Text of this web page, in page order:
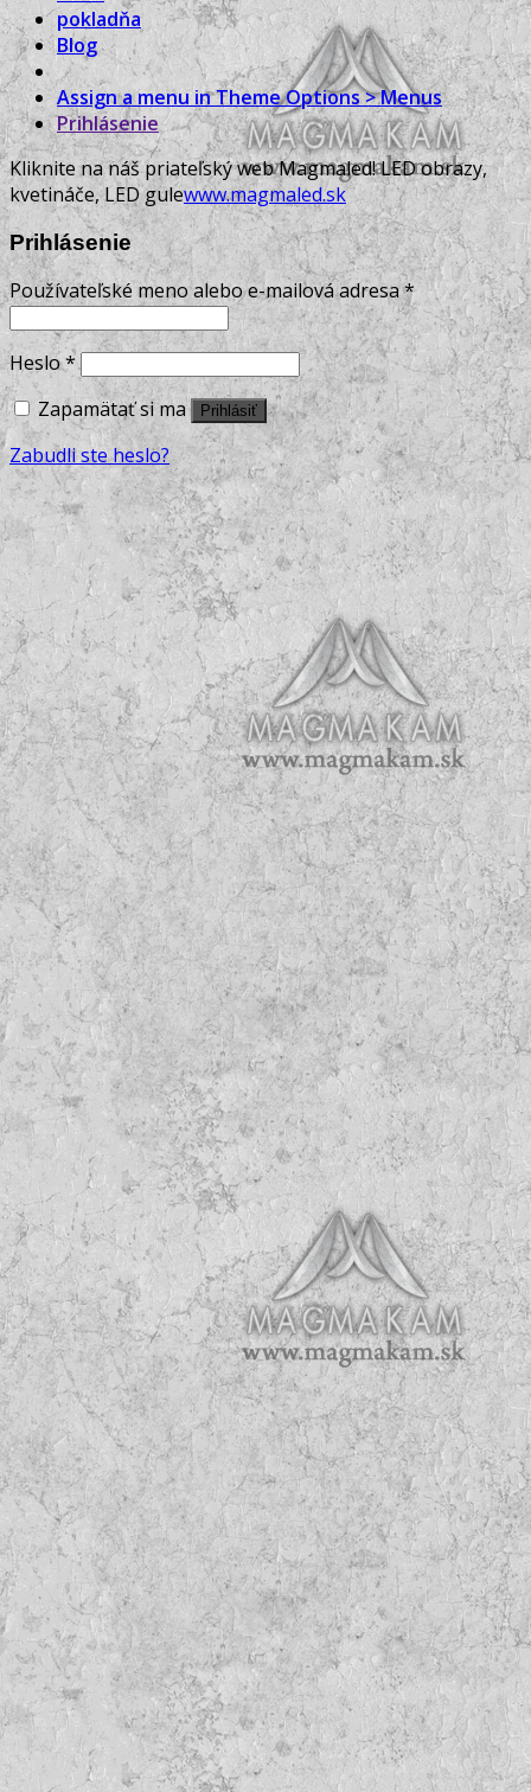
pokladňa
Blog
Assign a menu in Theme Options > Menus
Prihlásenie
Kliknite na náš priateľský web Magmaled! LED obrazy,
kvetináče, LED gulewww.magmaled.sk
Prihlásenie
Používateľské meno alebo e-mailová adresa*
Heslo*
Zapamätať si ma
Prihlásiť
Zabudli ste heslo?